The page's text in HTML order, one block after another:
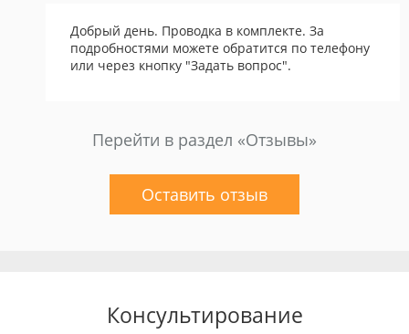
Добрый день. Проводка в комплекте. За
подробностями можете обратится по телефону
или через кнопку "Задать вопрос".
Перейти в раздел «Отзывы»
Оставить отзыв
Консультирование